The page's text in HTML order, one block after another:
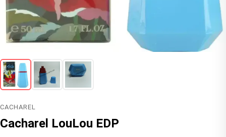
CACHAREL
Cacharel LouLou EDP